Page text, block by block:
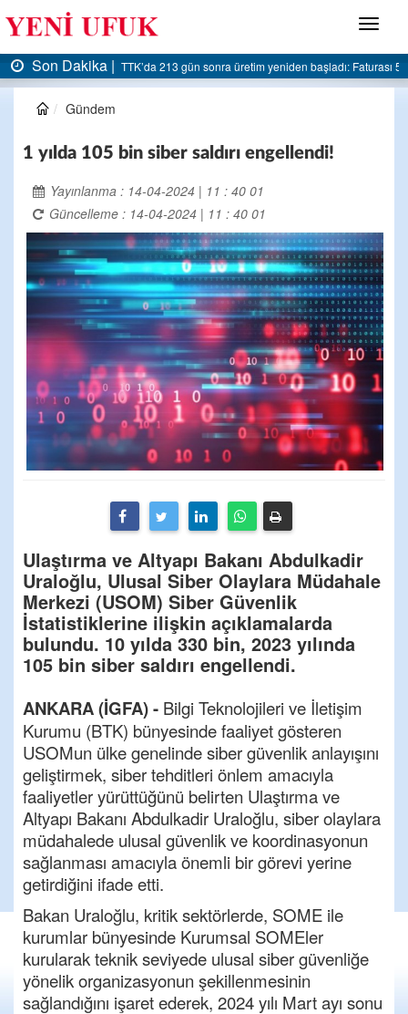
Menü
Son Dakika | AK Parti Ereğli İlçe Başkanlığı’ndan belediyeye sert
Gündem
1 yılda 105 bin siber saldırı engellendi!
Yayınlanma : 14-04-2024 | 11 : 40 01
Güncelleme : 14-04-2024 | 11 : 40 01
Ulaştırma ve Altyapı Bakanı Abdulkadir
Uraloğlu, Ulusal Siber Olaylara Müdahale
Merkezi (USOM) Siber Güvenlik
İstatistiklerine ilişkin açıklamalarda
bulundu. 10 yılda 330 bin, 2023 yılında
105 bin siber saldırı engellendi.
ANKARA (İGFA) - Bilgi Teknolojileri ve İletişim
Kurumu (BTK) bünyesinde faaliyet gösteren
USOMun ülke genelinde siber güvenlik anlayışını
geliştirmek, siber tehditleri önlem amacıyla
faaliyetler yürüttüğünü belirten Ulaştırma ve
Altyapı Bakanı Abdulkadir Uraloğlu, siber olaylara
müdahalede ulusal güvenlik ve koordinasyonun
sağlanması amacıyla önemli bir görevi yerine
getirdiğini ifade etti.
Bakan Uraloğlu, kritik sektörlerde, SOME ile
kurumlar bünyesinde Kurumsal SOMEler
kurularak teknik seviyede ulusal siber güvenliğe
yönelik organizasyonun şekillenmesinin
sağlandığını işaret ederek, 2024 yılı Mart ayı sonu